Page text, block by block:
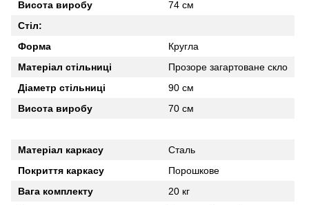
Висота виробу
74 см
Стіл:
Форма
Кругла
Матеріал стільниці
Прозоре загартоване скло
Діаметр стільниці
90 см
Висота виробу
70 см
Матеріал каркасу
Сталь
Покриття каркасу
Порошкове
Вага комплекту
20 кг